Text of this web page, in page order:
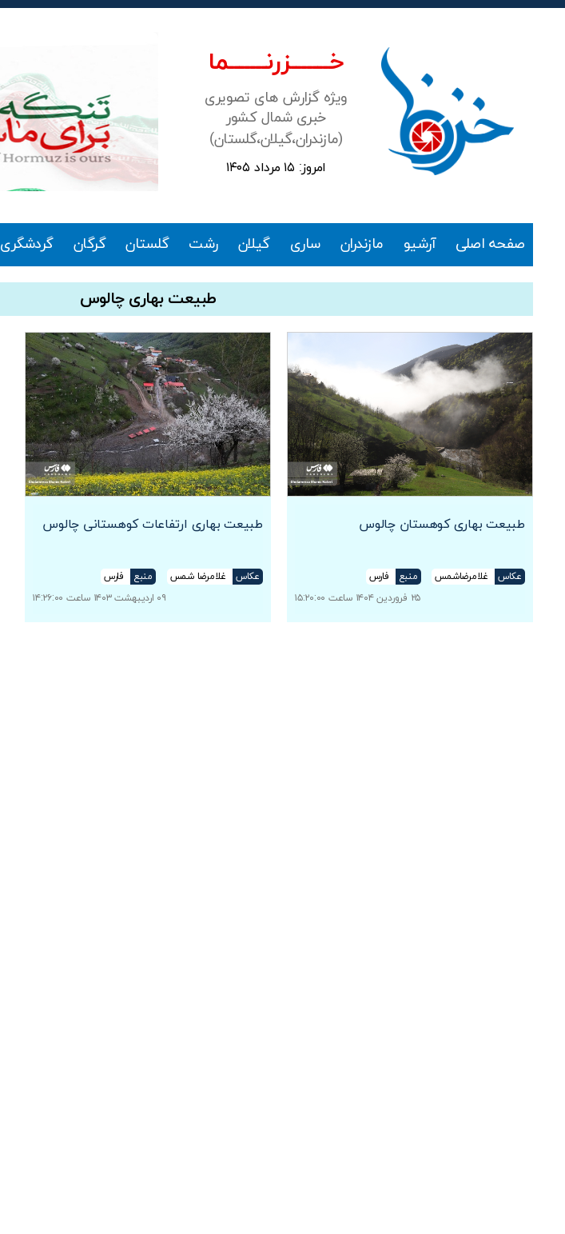
خـــــــزرنـــــــما
ویژه گزارش های تصویری
خبری شمال کشور
(مازندران،گیلان،گلستان)
امروز: ۱۵ مرداد ۱۴۰۵
صفحه اصلی آرشیو مازندران ساری گیلان رشت گلستان گرگان گردشگری
طبیعت بهاری چالوس
طبیعت بهاری کوهستان چالوس
عکاس غلامرضاشمس منبع
فارس
۲۵ فروردین ۱۴۰۴ ساعت ۱۵:۲۰:۰۰
طبیعت بهاری ارتفاعات کوهستانی چالوس
عکاس غلامرضا شمس منبع
فارس
۰۹ اردیبهشت ۱۴۰۳ ساعت ۱۴:۲۶:۰۰